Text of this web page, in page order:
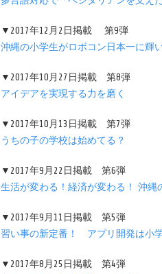
▼2017年12月2日掲載 第9弾
沖縄の小学生がロボコン日本一に輝
▼2017年10月27日掲載 第8弾
アイデアを実現する力を磨く
▼2017年10月13日掲載 第7弾
うちの子の学校は始めてる？
▼2017年9月22日掲載 第6弾
生活が変わる！経済が変わる！ 沖縄
▼2017年9月11日掲載 第5弾
習い事の新定番！ アプリ開発は小
▼2017年8月25日掲載 第4弾